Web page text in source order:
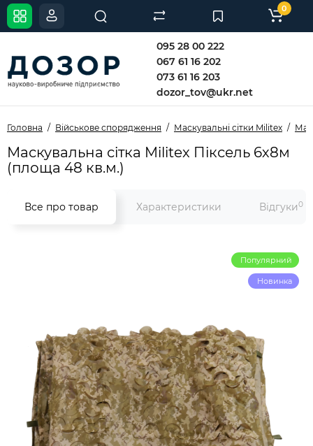
095 28 00 222
067 61 16 202
073 61 16 203
dozor_tov@ukr.net
0
Головна Військове спорядження Маскувальні сітки Militex
Маскувальна сітка Militex Піксель 6х8м
(площа 48 кв.м.)
Все про товар Характеристики Відгуки0
Популярний
Новинка